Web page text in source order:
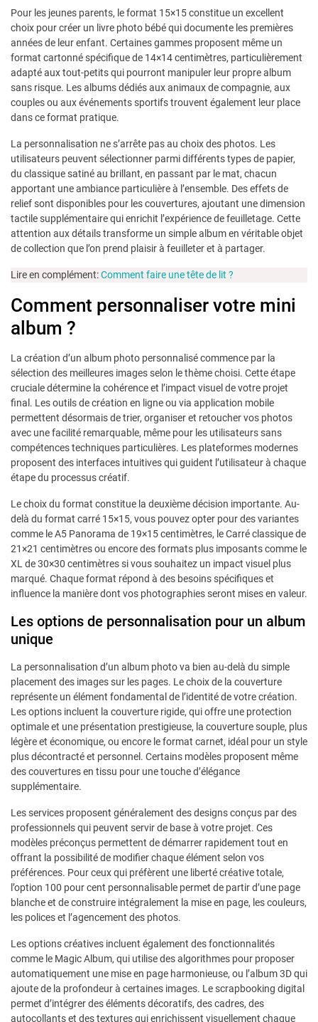
Pour les jeunes parents, le format 15×15 constitue un excellent
choix pour créer un livre photo bébé qui documente les premières
années de leur enfant. Certaines gammes proposent même un
format cartonné spécifique de 14×14 centimètres, particulièrement
adapté aux tout-petits qui pourront manipuler leur propre album
sans risque. Les albums dédiés aux animaux de compagnie, aux
couples ou aux événements sportifs trouvent également leur place
dans ce format pratique.
La personnalisation ne s’arrête pas au choix des photos. Les
utilisateurs peuvent sélectionner parmi différents types de papier,
du classique satiné au brillant, en passant par le mat, chacun
apportant une ambiance particulière à l’ensemble. Des effets de
relief sont disponibles pour les couvertures, ajoutant une dimension
tactile supplémentaire qui enrichit l’expérience de feuilletage. Cette
attention aux détails transforme un simple album en véritable objet
de collection que l’on prend plaisir à feuilleter et à partager.
Lire en complément:Comment faire une tête de lit ?
Comment personnaliser votre mini
album ?
La création d’un album photo personnalisé commence par la
sélection des meilleures images selon le thème choisi. Cette étape
cruciale détermine la cohérence et l’impact visuel de votre projet
final. Les outils de création en ligne ou via application mobile
permettent désormais de trier, organiser et retoucher vos photos
avec une facilité remarquable, même pour les utilisateurs sans
compétences techniques particulières. Les plateformes modernes
proposent des interfaces intuitives qui guident l’utilisateur à chaque
étape du processus créatif.
Le choix du format constitue la deuxième décision importante. Au-
delà du format carré 15×15, vous pouvez opter pour des variantes
comme le A5 Panorama de 19×15 centimètres, le Carré classique de
21×21 centimètres ou encore des formats plus imposants comme le
XL de 30×30 centimètres si vous souhaitez un impact visuel plus
marqué. Chaque format répond à des besoins spécifiques et
influence la manière dont vos photographies seront mises en valeur.
Les options de personnalisation pour un album
unique
La personnalisation d’un album photo va bien au-delà du simple
placement des images sur les pages. Le choix de la couverture
représente un élément fondamental de l’identité de votre création.
Les options incluent la couverture rigide, qui offre une protection
optimale et une présentation prestigieuse, la couverture souple, plus
légère et économique, ou encore le format carnet, idéal pour un style
plus décontracté et personnel. Certains modèles proposent même
des couvertures en tissu pour une touche d’élégance
supplémentaire.
Les services proposent généralement des designs conçus par des
professionnels qui peuvent servir de base à votre projet. Ces
modèles préconçus permettent de démarrer rapidement tout en
offrant la possibilité de modifier chaque élément selon vos
préférences. Pour ceux qui préfèrent une liberté créative totale,
l’option 100 pour cent personnalisable permet de partir d’une page
blanche et de construire intégralement la mise en page, les couleurs,
les polices et l’agencement des photos.
Les options créatives incluent également des fonctionnalités
comme le Magic Album, qui utilise des algorithmes pour proposer
automatiquement une mise en page harmonieuse, ou l’album 3D qui
ajoute de la profondeur à certaines images. Le scrapbooking digital
permet d’intégrer des éléments décoratifs, des cadres, des
autocollants et des textures qui enrichissent visuellement chaque